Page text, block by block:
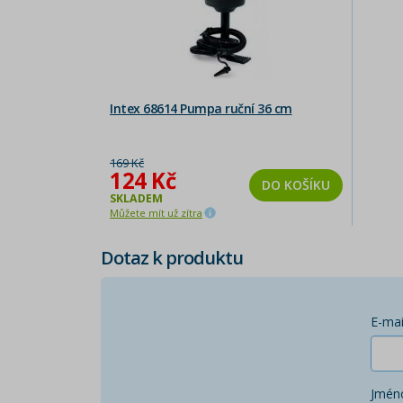
Intex 68614 Pumpa ruční 36 cm
169 Kč
124 Kč
SKLADEM
Můžete mít už zítra
DO KOŠÍKU
Dotaz k produktu
E-